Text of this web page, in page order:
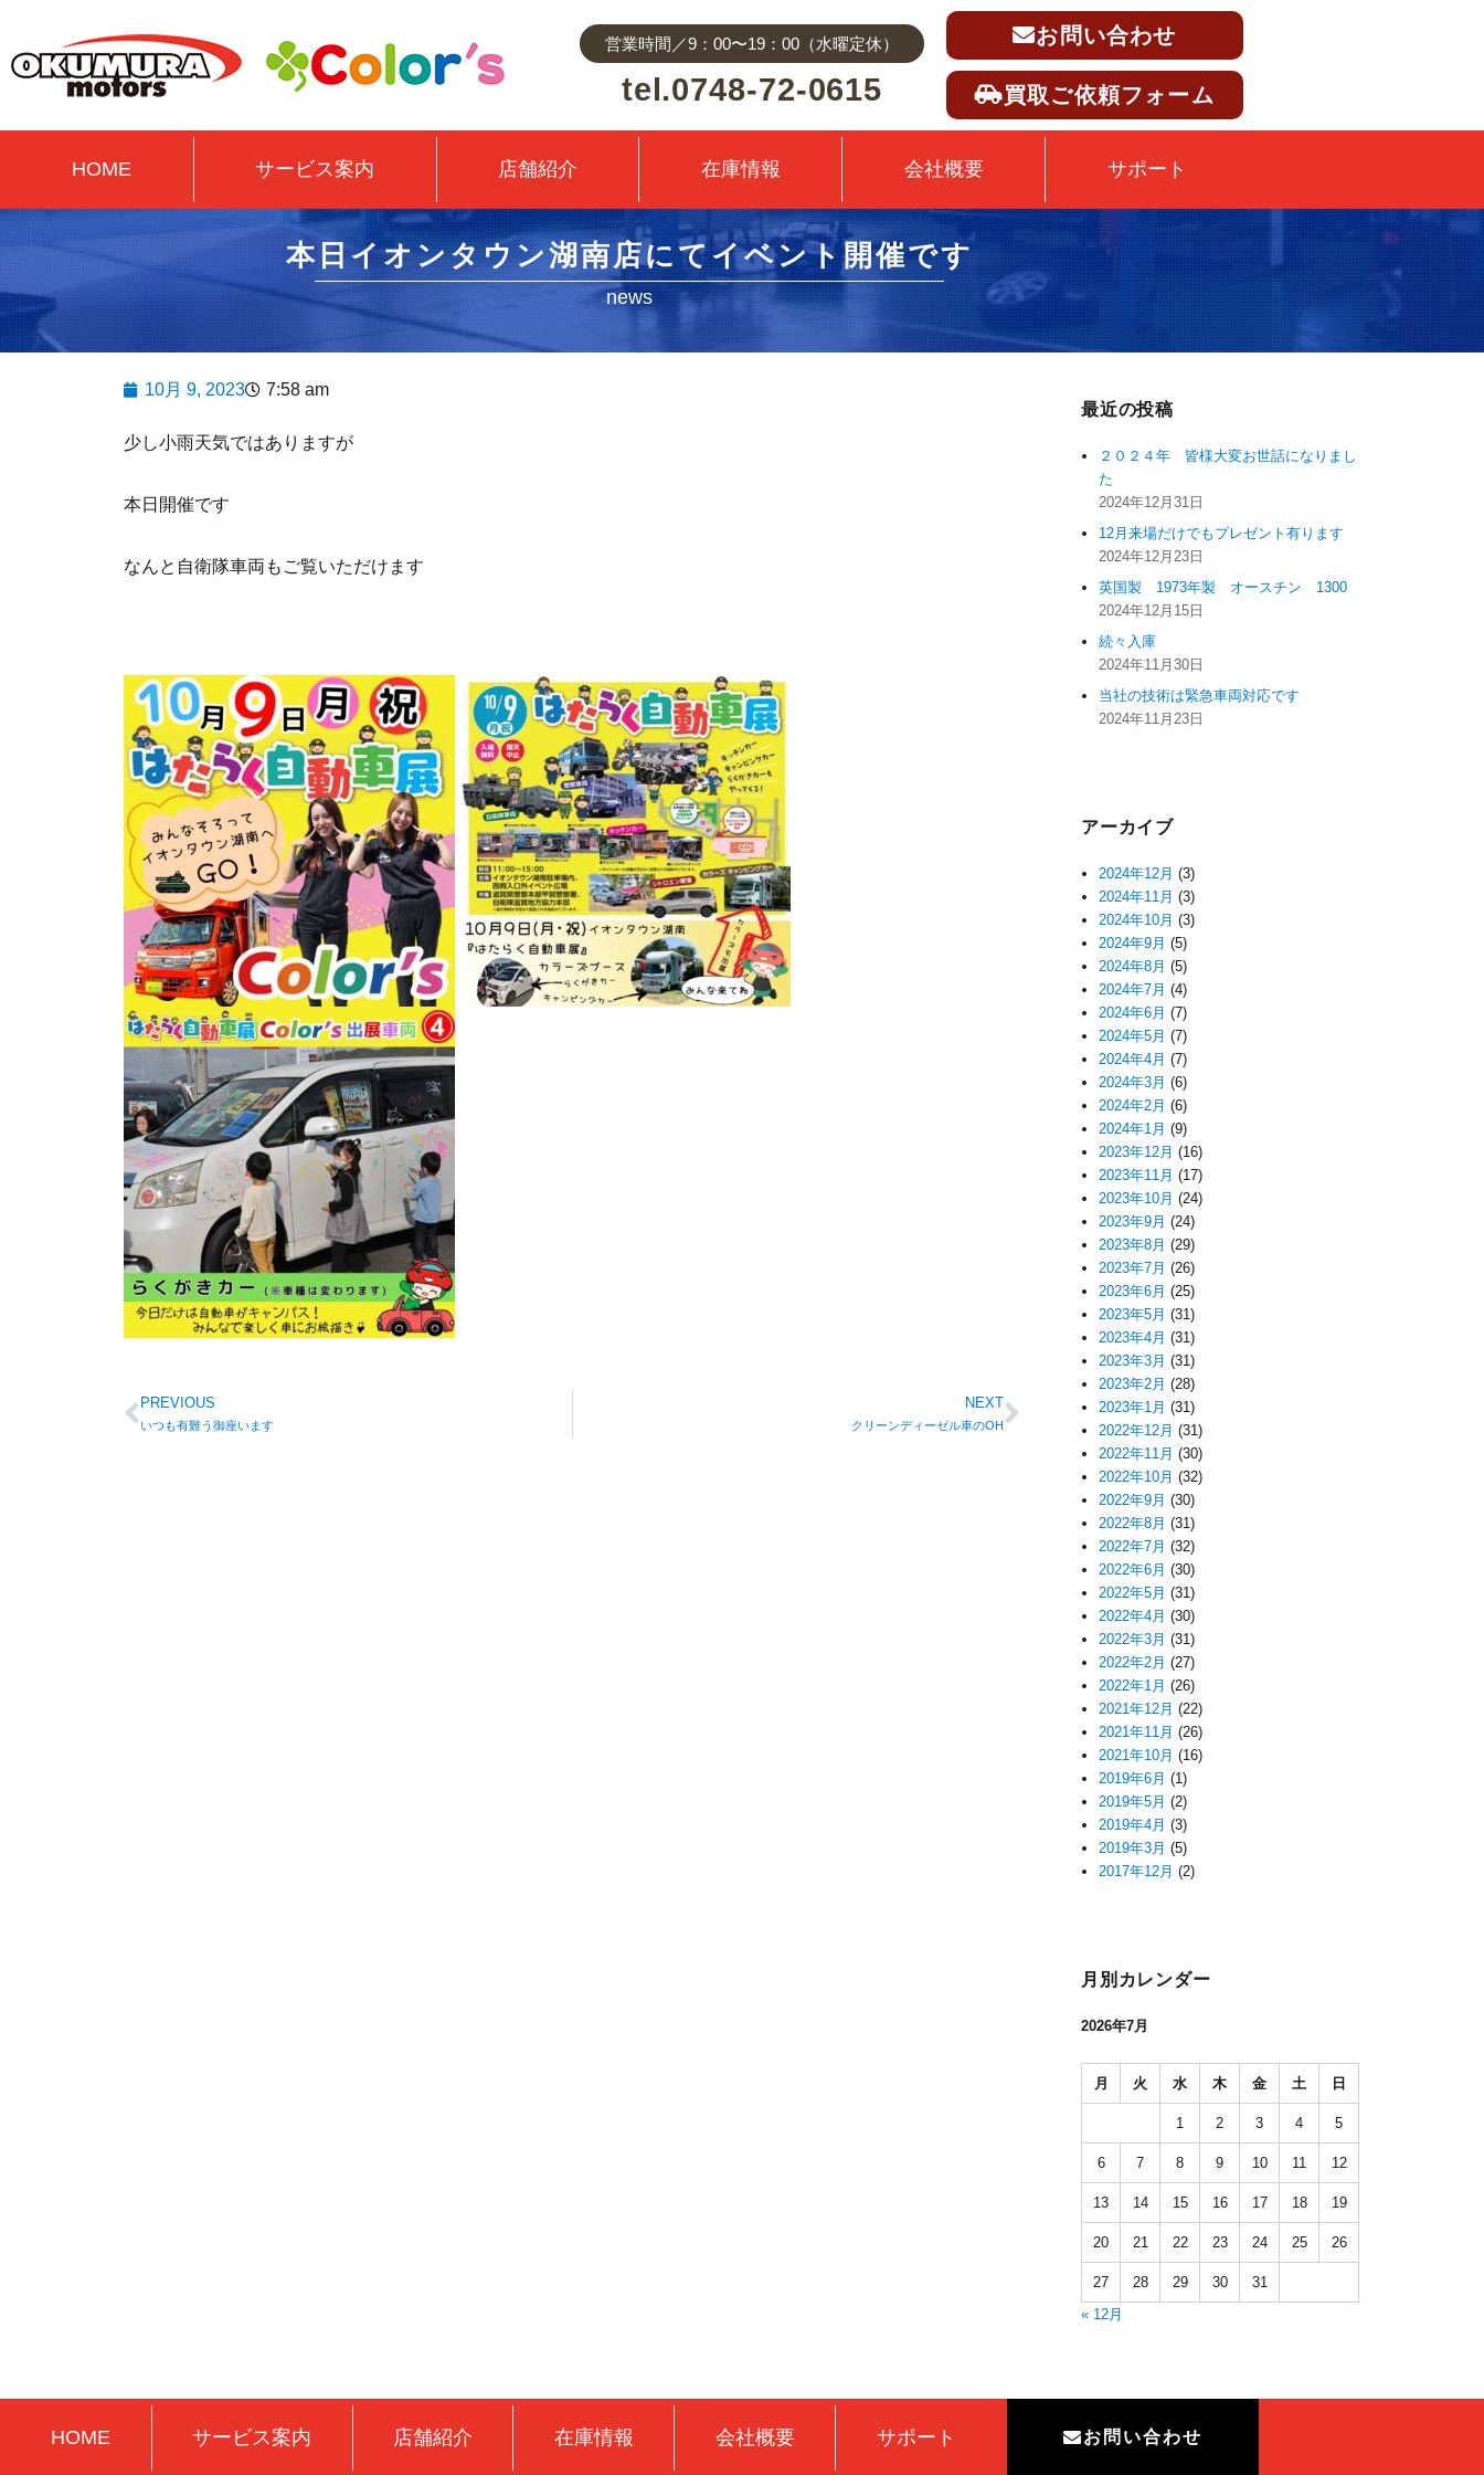
営業時間／9：00〜19：00（水曜定休）
tel.0748-72-0615
お問い合わせ
買取ご依頼フォーム
HOME サービス案内 店舗紹介 在庫情報 会社概要 サポート
本日イオンタウン湖南店にてイベント開催です
news
10月 9, 2023 7:58 am
少し小雨天気ではありますが
本日開催です
なんと自衛隊車両もご覧いただけます
PREVIOUS
いつも有難う御座います
NEXT
クリーンディーゼル車のOH
最近の投稿
２０２４年 皆様大変お世話になりまし
た
2024年12月31日
12月来場だけでもプレゼント有ります
2024年12月23日
英国製 1973年製 オースチン 1300
2024年12月15日
続々入庫
2024年11月30日
当社の技術は緊急車両対応です
2024年11月23日
アーカイブ
2024年12月 (3)
2024年11月 (3)
2024年10月 (3)
2024年9月 (5)
2024年8月 (5)
2024年7月 (4)
2024年6月 (7)
2024年5月 (7)
2024年4月 (7)
2024年3月 (6)
2024年2月 (6)
2024年1月 (9)
2023年12月 (16)
2023年11月 (17)
2023年10月 (24)
2023年9月 (24)
2023年8月 (29)
2023年7月 (26)
2023年6月 (25)
2023年5月 (31)
2023年4月 (31)
2023年3月 (31)
2023年2月 (28)
2023年1月 (31)
2022年12月 (31)
2022年11月 (30)
2022年10月 (32)
2022年9月 (30)
2022年8月 (31)
2022年7月 (32)
2022年6月 (30)
2022年5月 (31)
2022年4月 (30)
2022年3月 (31)
2022年2月 (27)
2022年1月 (26)
2021年12月 (22)
2021年11月 (26)
2021年10月 (16)
2019年6月 (1)
2019年5月 (2)
2019年4月 (3)
2019年3月 (5)
2017年12月 (2)
月別カレンダー
2026年7月
月 火 水 木 金 土 日
1 2 3 4 5
6 7 8 9 10 11 12
13 14 15 16 17 18 19
20 21 22 23 24 25 26
27 28 29 30
31
« 12月
HOME サービス案内 店舗紹介 在庫情報 会社概要 サポート お問い合わせ